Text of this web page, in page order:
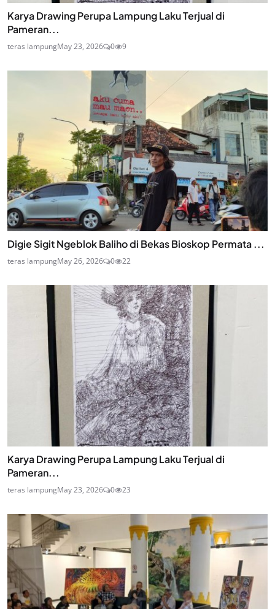
Karya Drawing Perupa Lampung Laku Terjual di
Pameran...
teras lampungMay 23, 2026 0 9
Digie Sigit Ngeblok Baliho di Bekas Bioskop Permata ...
teras lampungMay 26, 2026 0 22
Karya Drawing Perupa Lampung Laku Terjual di
Pameran...
teras lampungMay 23, 2026 0 23